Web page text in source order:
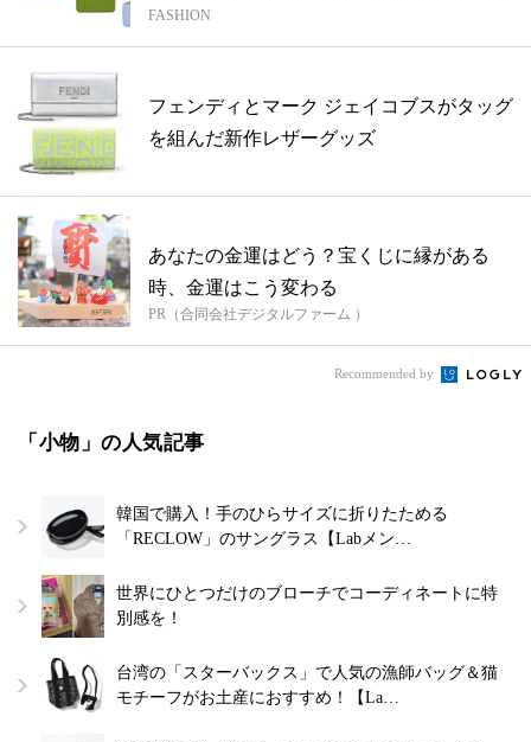
ッズ
FASHION
フェンディとマーク ジェイコブスがタッグ
を組んだ新作レザーグッズ
あなたの金運はどう？宝くじに縁がある
時、金運はこう変わる
PR（合同会社デジタルファーム ）
Recommended by
「小物」の人気記事
韓国で購入！手のひらサイズに折りたためる
「RECLOW」のサングラス【Labメン…
世界にひとつだけのブローチでコーディネートに特
別感を！
台湾の「スターバックス」で人気の漁師バッグ＆猫
モチーフがお土産におすすめ！【La…